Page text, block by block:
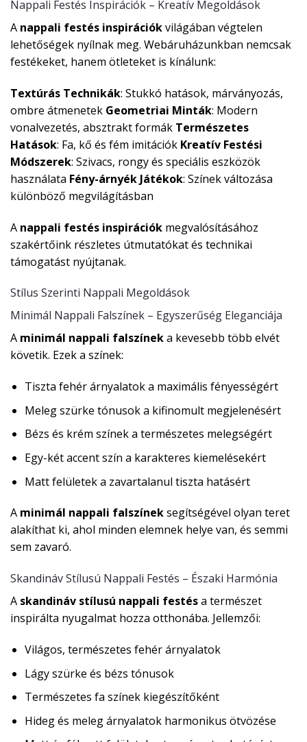
Nappali Festés Inspirációk – Kreatív Megoldások
A nappali festés inspirációkvilágában végtelen
lehetőségek nyílnak meg. Webáruházunkban nemcsak
festékeket, hanem ötleteket is kínálunk:
Textúrás Technikák: Stukkó hatások, márványozás,
ombre átmenetek Geometriai Minták: Modern
vonalvezetés, absztrakt formák Természetes
Hatások: Fa, kő és fém imitációk Kreatív Festési
Módszerek: Szivacs, rongy és speciális eszközök
használata Fény-árnyék Játékok: Színek változása
különböző megvilágításban
A nappali festés inspirációk megvalósításához
szakértőink részletes útmutatókat és technikai
támogatást nyújtanak.
Stílus Szerinti Nappali Megoldások
Minimál Nappali Falszínek – Egyszerűség Eleganciája
A minimál nappali falszíneka kevesebb több elvét
követik. Ezek a színek:
Tiszta fehér árnyalatok a maximális fényességért
Meleg szürke tónusok a kifinomult megjelenésért
Bézs és krém színek a természetes melegségért
Egy-két accent szín a karakteres kiemelésekért
Matt felületek a zavartalanul tiszta hatásért
A minimál nappali falszíneksegítségével olyan teret
alakíthat ki, ahol minden elemnek helye van, és semmi
sem zavaró.
Skandináv Stílusú Nappali Festés – Északi Harmónia
A skandináv stílusú nappali festésa természet
inspirálta nyugalmat hozza otthonába. Jellemzői:
Világos, természetes fehér árnyalatok
Lágy szürke és bézs tónusok
Természetes fa színek kiegészítőként
Hideg és meleg árnyalatok harmonikus ötvözése